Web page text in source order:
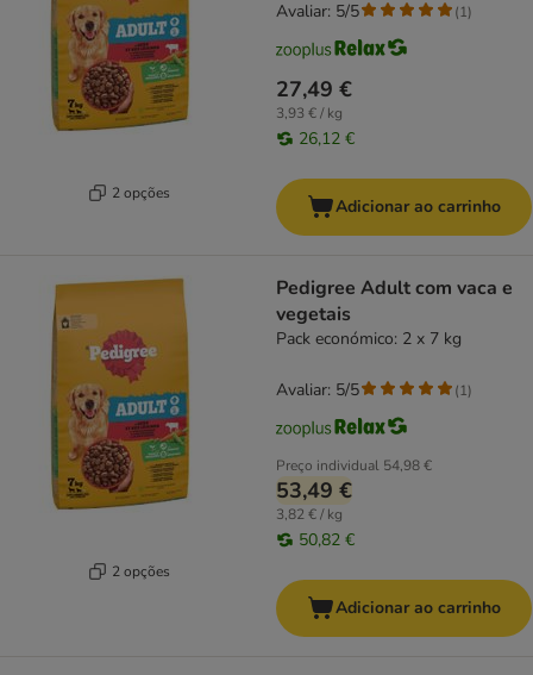
2 opções
27,49 €
3,93 € / kg
26,12 €
Avaliar: 5/5 (1)
Adicionar ao carrinho
2 opções
Pedigree Adult com vaca e
vegetais
Pack económico: 2 x 7 kg
Preço individual 54,98 €
53,49 €
3,82 € / kg
50,82 €
Avaliar: 5/5 (1)
Adicionar ao carrinho